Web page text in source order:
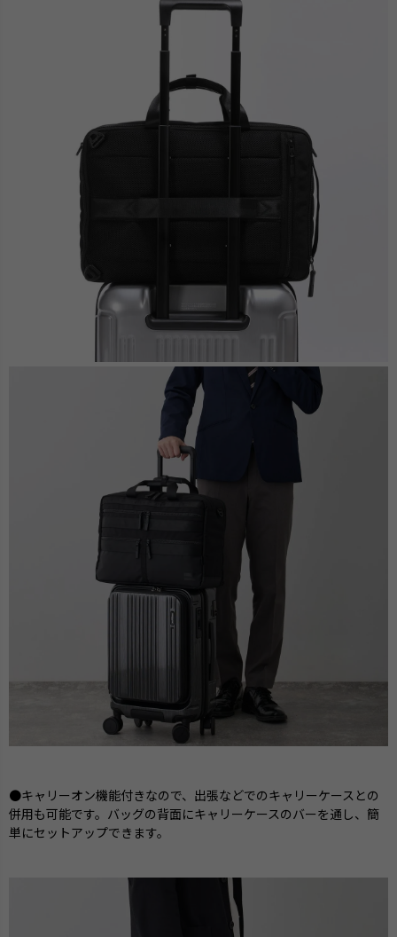
●キャリーオン機能付きなので、出張などでのキャリーケースとの
併用も可能です。バッグの背面にキャリーケースのバーを通し、簡
単にセットアップできます。